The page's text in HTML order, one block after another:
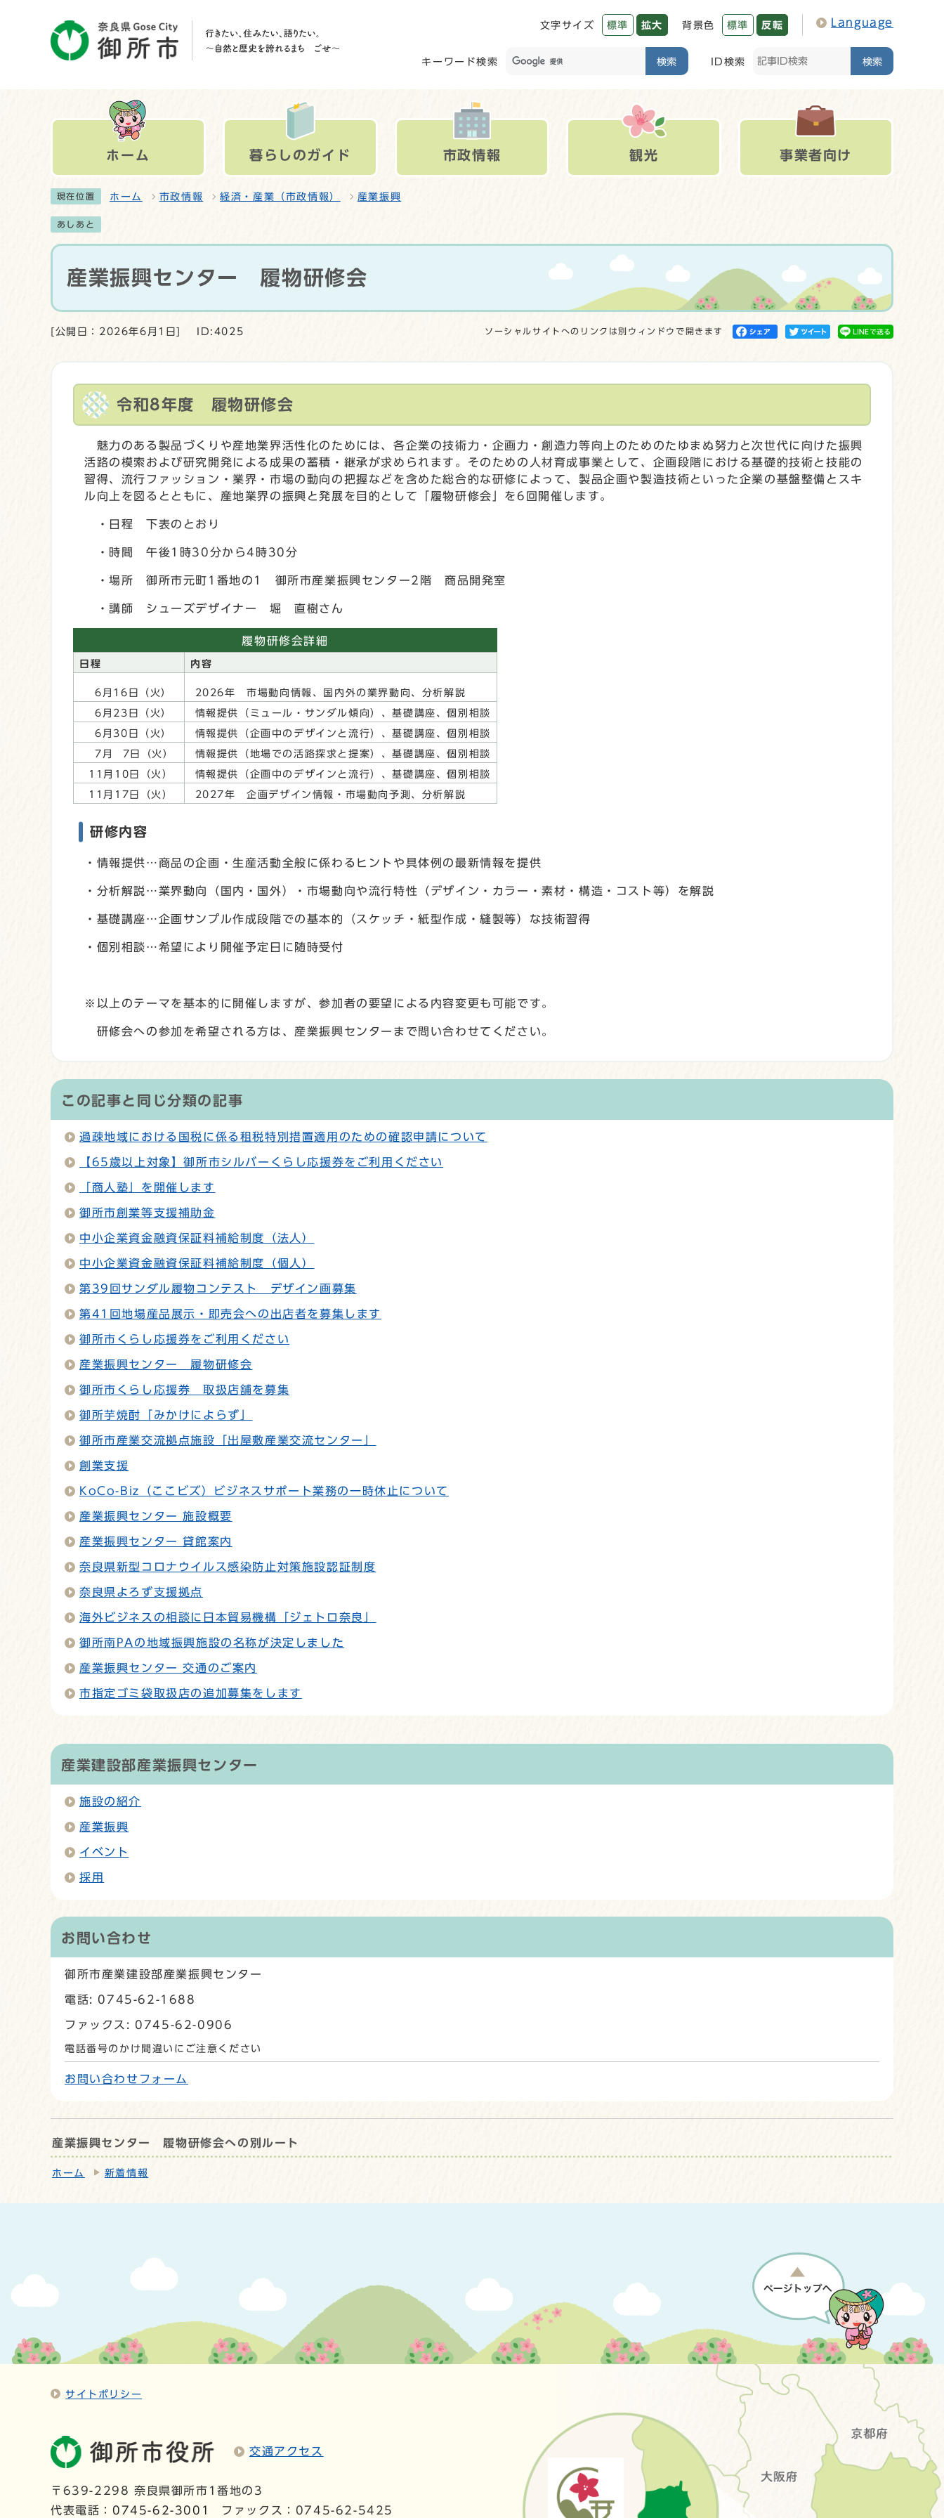
文字サイズ 標準 拡大 背景色 標準 反転 Language
キーワード検索 検索 ID検索 検索
ホーム 暮らしのガイド 市政情報 観光 事業者向け
現在位置 ホーム 市政情報 経済・産業（市政情報） 産業振興
あしあと
産業振興センター 履物研修会
[公開日：2026年6月1日] ID:4025 ソーシャルサイトへのリンクは別ウィンドウで開きます
令和8年度 履物研修会
魅力のある製品づくりや産地業界活性化のためには、各企業の技術力・企画力・創造力等向上のためのたゆまぬ努力と次世代に向けた振興
活路の模索および研究開発による成果の蓄積・継承が求められます。そのための人材育成事業として、企画段階における基礎的技術と技能の
習得、流行ファッション・業界・市場の動向の把握などを含めた総合的な研修によって、製品企画や製造技術といった企業の基盤整備とスキ
ル向上を図るとともに、産地業界の振興と発展を目的として「履物研修会」を6回開催します。
・日程 下表のとおり
・時間 午後1時30分から4時30分
・場所 御所市元町1番地の1 御所市産業振興センター2階 商品開発室
・講師 シューズデザイナー 堀 直樹さん
履物研修会詳細
日程 内容
6月16日（火） 2026年 市場動向情報、国内外の業界動向、分析解説
6月23日（火） 情報提供（ミュール・サンダル傾向）、基礎講座、個別相談
6月30日（火） 情報提供（企画中のデザインと流行）、基礎講座、個別相談
7月 7日（火） 情報提供（地場での活路探求と提案）、基礎講座、個別相談
11月10日（火） 情報提供（企画中のデザインと流行）、基礎講座、個別相談
11月17日（火） 2027年 企画デザイン情報・市場動向予測、分析解説
研修内容
・情報提供…商品の企画・生産活動全般に係わるヒントや具体例の最新情報を提供
・分析解説…業界動向（国内・国外）・市場動向や流行特性（デザイン・カラー・素材・構造・コスト等）を解説
・基礎講座…企画サンプル作成段階での基本的（スケッチ・紙型作成・縫製等）な技術習得
・個別相談…希望により開催予定日に随時受付
※以上のテーマを基本的に開催しますが、参加者の要望による内容変更も可能です。
研修会への参加を希望される方は、産業振興センターまで問い合わせてください。
この記事と同じ分類の記事
過疎地域における国税に係る租税特別措置適用のための確認申請について
【65歳以上対象】御所市シルバーくらし応援券をご利用ください
「商人塾」を開催します
御所市創業等支援補助金
中小企業資金融資保証料補給制度（法人）
中小企業資金融資保証料補給制度（個人）
第39回サンダル履物コンテスト デザイン画募集
第41回地場産品展示・即売会への出店者を募集します
御所市くらし応援券をご利用ください
産業振興センター 履物研修会
御所市くらし応援券 取扱店舗を募集
御所芋焼酎「みかけによらず」
御所市産業交流拠点施設「出屋敷産業交流センター」
創業支援
KoCo-Biz（ここビズ）ビジネスサポート業務の一時休止について
産業振興センター 施設概要
産業振興センター 貸館案内
奈良県新型コロナウイルス感染防止対策施設認証制度
奈良県よろず支援拠点
海外ビジネスの相談に日本貿易機構「ジェトロ奈良」
御所南PAの地域振興施設の名称が決定しました
産業振興センター 交通のご案内
市指定ゴミ袋取扱店の追加募集をします
産業建設部産業振興センター
施設の紹介
産業振興
イベント
採用
お問い合わせ
御所市産業建設部産業振興センター
電話: 0745-62-1688
ファックス: 0745-62-0906
電話番号のかけ間違いにご注意ください
お問い合わせフォーム
産業振興センター 履物研修会への別ルート
ホーム 新着情報
サイトポリシー
交通アクセス
〒639-2298 奈良県御所市1番地の3
代表電話： 0745-62-3001 ファックス：0745-62-5425